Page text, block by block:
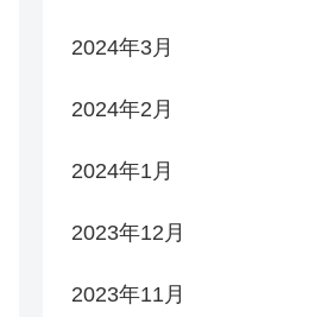
2024年3月
2024年2月
2024年1月
2023年12月
2023年11月